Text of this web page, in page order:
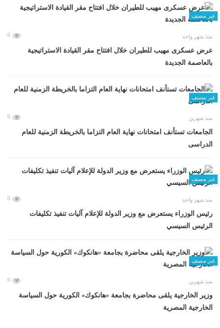
غير مصنف
منذ شهر واحد 0
عرض عسكرى مهيب للطيران خلال افتتاح مقر القيادة الاستراتيجية
بالعاصمة الجديدة
غير مصنف
منذ شهرين 0
الجامعات تستأنف امتحانات نهاية العام التزاما بالخريطة الزمنية للعام
الدراسى
غير مصنف
منذ شهر واحد 0
رئيس الوزراء يستعرض مع وزير الدولة للإعلام آليات تنفيذ تكليفات
الرئيس السيسي
غير مصنف
منذ شهرين 0
وزير الخارجية يلقى محاضرة بجامعة «هانكوك» الكورية حول السياسة
الخارجية المصرية